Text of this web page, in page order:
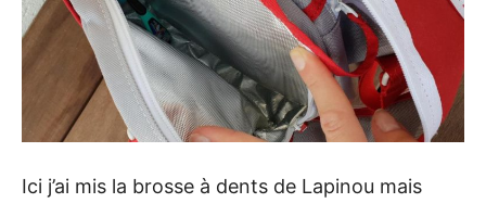
Ici j’ai mis la brosse à dents de Lapinou mais